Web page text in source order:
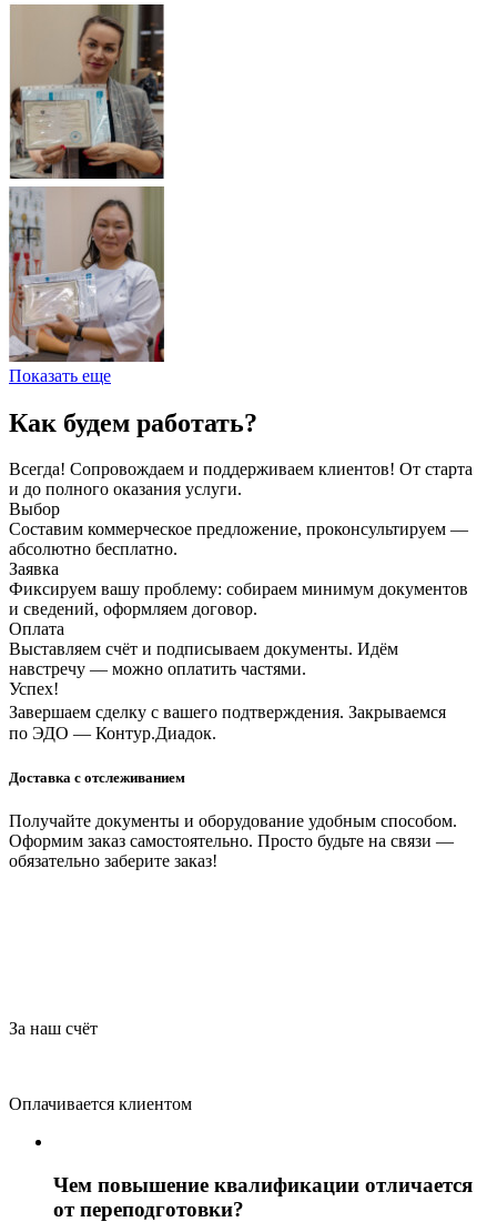
Показать еще
Как будем работать?
Всегда! Сопровождаем и поддерживаем клиентов! От старта
и до полного оказания услуги.
Выбор
Составим коммерческое предложение, проконсультируем —
абсолютно бесплатно.
Заявка
Фиксируем вашу проблему: собираем минимум документов
и сведений, оформляем договор.
Оплата
Выставляем счёт и подписываем документы. Идём
навстречу — можно оплатить частями.
Успех!
Завершаем сделку с вашего подтверждения. Закрываемся
по ЭДО — Контур.Диадок.
Доставка с отслеживанием
Получайте документы и оборудование удобным способом.
Оформим заказ самостоятельно. Просто будьте на связи —
обязательно заберите заказ!
За наш счёт
Оплачивается клиентом
Чем повышение квалификации отличается
от переподготовки?